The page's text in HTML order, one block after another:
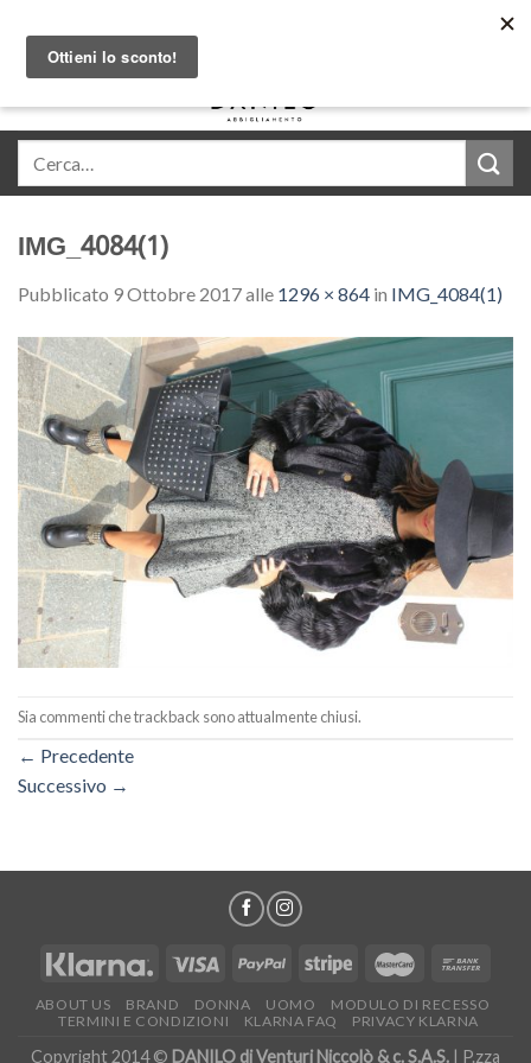
content
IMG_4084(1)
Pubblicato 9 Ottobre 2017alle 1296 × 864 in IMG_4084(1)
Sia commenti che trackback sono attualmente chiusi.
← Precedente
Successivo →
ABOUT US BRAND DONNA UOMO
MODULO DI RECESSO
TERMINI E CONDIZIONI
KLARNA FAQ PRIVACY KLARNA
Copyright 2014 © DANILO di Venturi Niccolò & c. S.A.S. | P.zza